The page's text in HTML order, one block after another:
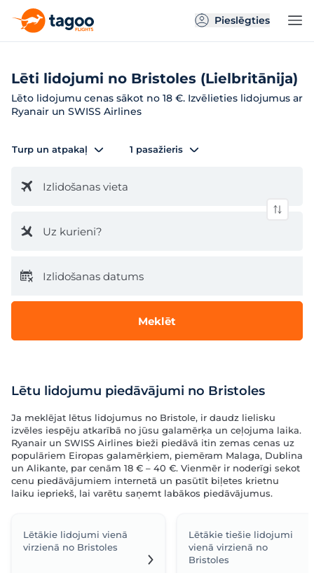
Pieslēgties
Lēti lidojumi no Bristoles (Lielbritānija)
Lēto lidojumu cenas sākot no 18 €. Izvēlieties lidojumus ar
Ryanair un SWISS Airlines
Turp un atpakaļ 1 pasažieris
Izlidošanas vieta
Uz kurieni?
Izlidošanas datums
Meklēt
Lētu lidojumu piedāvājumi no Bristoles
Ja meklējat lētus lidojumus no Bristole, ir daudz lielisku
izvēles iespēju atkarībā no jūsu galamērķa un ceļojuma laika.
Ryanair un SWISS Airlines bieži piedāvā itin zemas cenas uz
populāriem Eiropas galamērķiem, piemēram Malaga, Dublina
un Alikante, par cenām 18 € – 40 €. Vienmēr ir noderīgi sekot
cenu piedāvājumiem internetā un pasūtīt biļetes krietnu
laiku iepriekš, lai varētu saņemt labākos piedāvājumus.
Lētākie lidojumi vienā
virzienā no Bristoles
Lētākie tiešie lidojumi
vienā virzienā no
Bristoles